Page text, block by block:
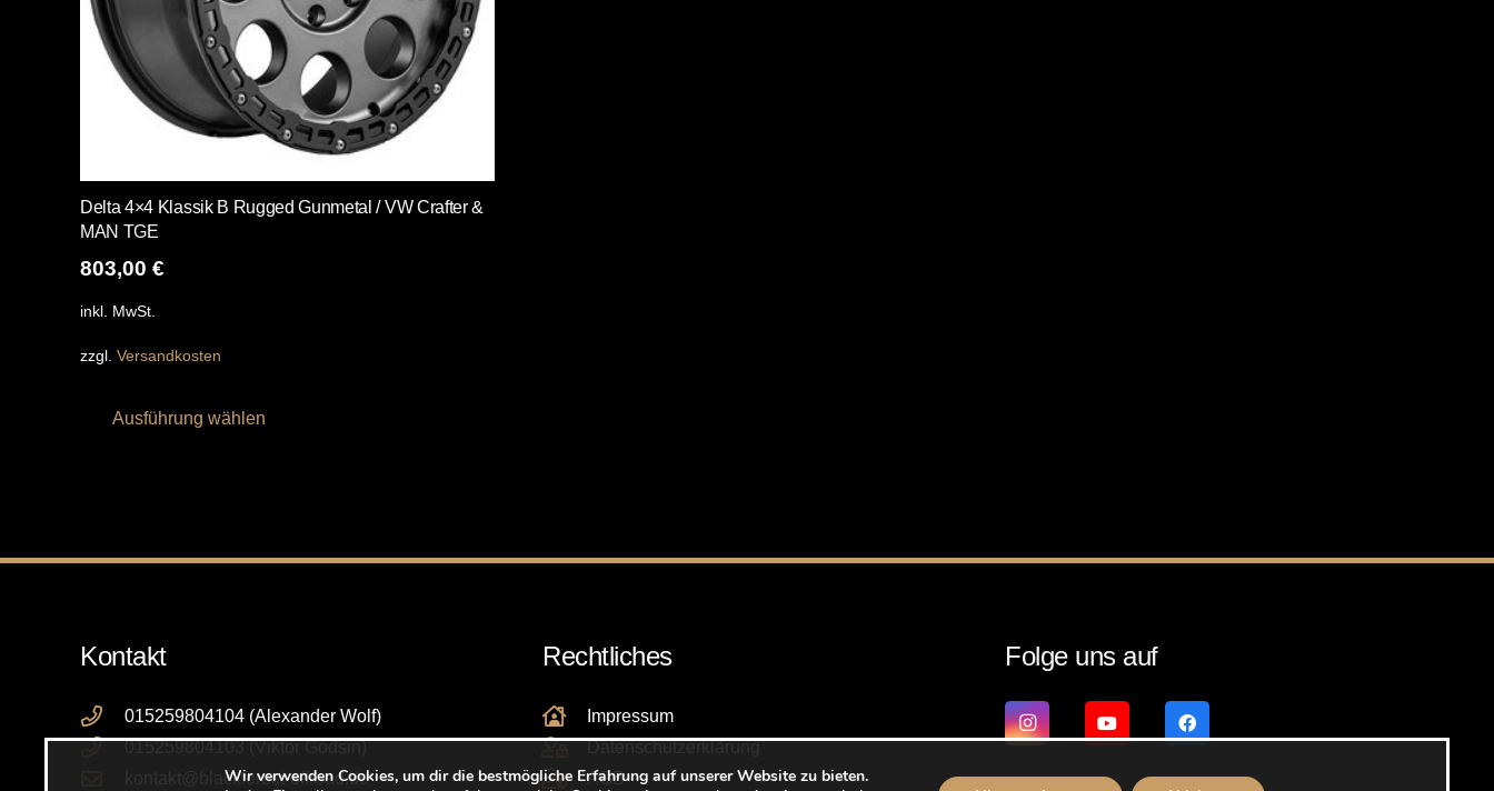
Delta 4×4 Klassik B Rugged Gunmetal / VW Crafter &
MAN TGE
803,00 €
inkl. MwSt.
zzgl. Versandkosten
Ausführung wählen
der
Produktseite
gewählt
Kontakt
015259804104 (Alexander Wolf)
015259804103 (Viktor Godsin)
kontakt@blackforest-offroad.de
Rechtliches
Impressum
Datenschutzerklärung
AGB
Folge uns auf
Wir verwenden Cookies, um dir die bestmögliche Erfahrung auf unserer Website zu bieten.